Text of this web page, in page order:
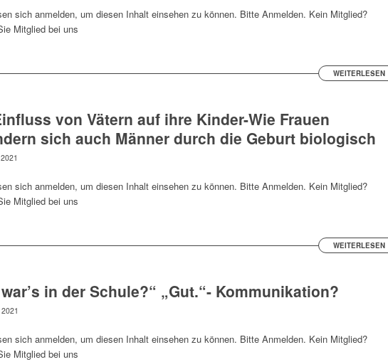
sich anmelden, um diesen Inhalt einsehen zu können. Bitte Anmelden. Kein Mitglied?
Mitglied bei uns
WEITERLESEN
von Vätern auf ihre Kinder-Wie Frauen
sich auch Männer durch die Geburt biologisch
sich anmelden, um diesen Inhalt einsehen zu können. Bitte Anmelden. Kein Mitglied?
Mitglied bei uns
WEITERLESEN
in der Schule?“ „Gut.“- Kommunikation?
sich anmelden, um diesen Inhalt einsehen zu können. Bitte Anmelden. Kein Mitglied?
Mitglied bei uns